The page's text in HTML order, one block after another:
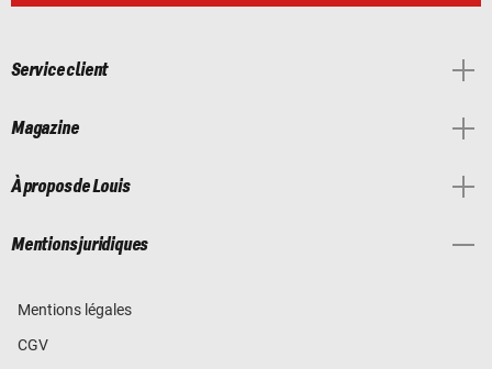
Service client
Magazine
À propos de Louis
Mentions juridiques
Mentions légales
CGV